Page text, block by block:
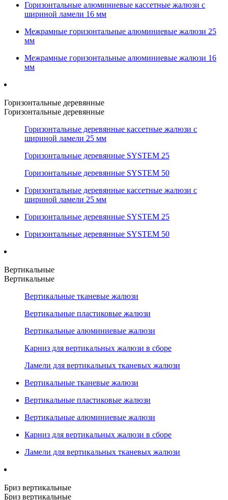
Горизонтальные алюминиевые кассетные жалюзи с
шириной ламели 16 мм
Межрамные горизонтальные алюминиевые жалюзи 25
мм
Межрамные горизонтальные алюминиевые жалюзи 16
мм
Горизонтальные деревянные
Горизонтальные деревянные
Горизонтальные деревянные кассетные жалюзи с
шириной ламели 25 мм
Горизонтальные деревянные SYSTEM 25
Горизонтальные деревянные SYSTEM 50
Горизонтальные деревянные кассетные жалюзи с
шириной ламели 25 мм
Горизонтальные деревянные SYSTEM 25
Горизонтальные деревянные SYSTEM 50
Вертикальные
Вертикальные
Вертикальные тканевые жалюзи
Вертикальные пластиковые жалюзи
Вертикальные алюминиевые жалюзи
Карниз для вертикальных жалюзи в сборе
Ламели для вертикальных тканевых жалюзи
Вертикальные тканевые жалюзи
Вертикальные пластиковые жалюзи
Вертикальные алюминиевые жалюзи
Карниз для вертикальных жалюзи в сборе
Ламели для вертикальных тканевых жалюзи
Бриз вертикальные
Бриз вертикальные